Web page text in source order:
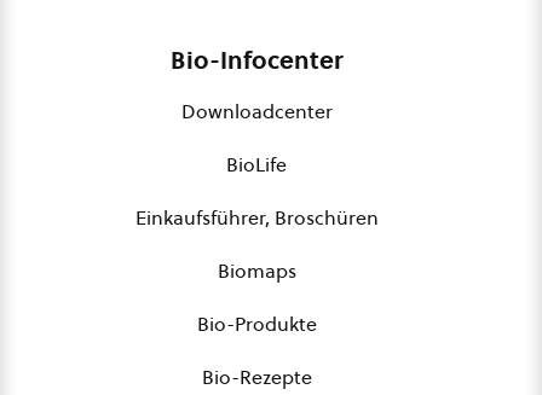
Bio-Infocenter
Downloadcenter
BioLife
Einkaufsführer, Broschüren
Biomaps
Bio-Produkte
Bio-Rezepte